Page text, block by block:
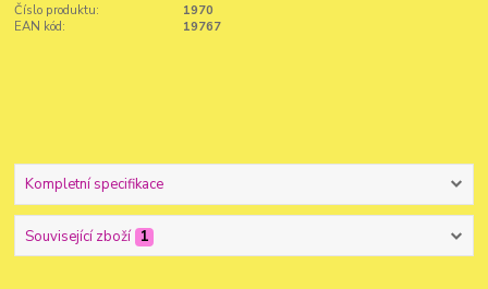
Číslo produktu:
1970
EAN kód:
19767
Kompletní specifikace
Související zboží 1